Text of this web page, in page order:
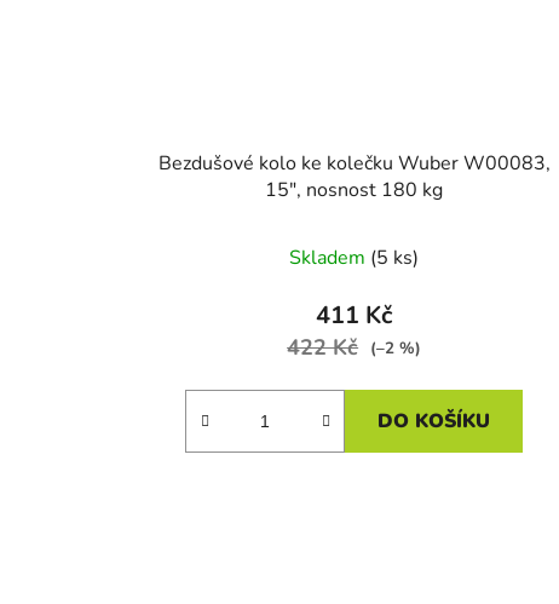
Bezdušové kolo ke kolečku Wuber W00083,
15", nosnost 180 kg
Skladem (5 ks)
411 Kč
422 Kč (–2 %)
DO KOŠÍKU